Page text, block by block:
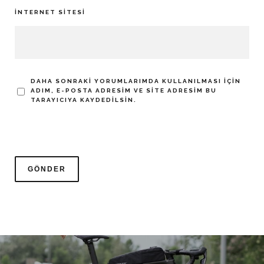
İNTERNET SITESI
DAHA SONRAKI YORUMLARIMDA KULLANILMASI IÇIN
ADIM, E-POSTA ADRESIM VE SITE ADRESIM BU
TARAYICIYA KAYDEDILSIN.